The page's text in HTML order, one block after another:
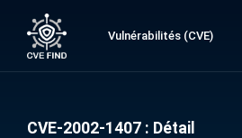
Vulnérabilités (CVE)
CVE-2002-1407 : Détail